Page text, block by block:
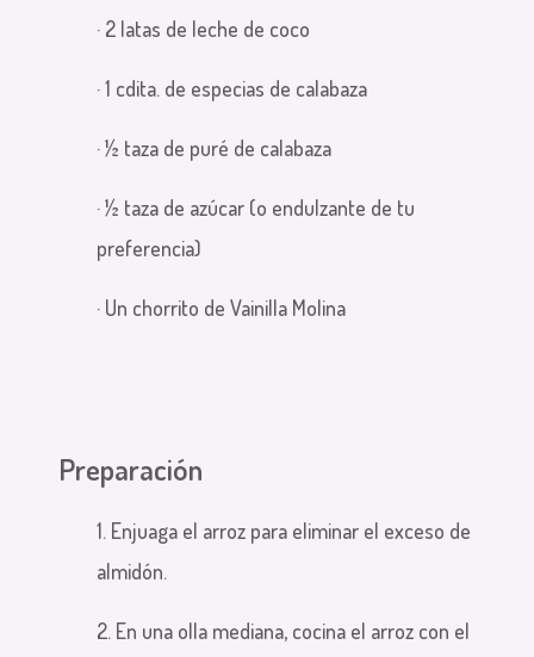
· 2 latas de leche de coco
· 1 cdita. de especias de calabaza
· ½ taza de puré de calabaza
· ½ taza de azúcar (o endulzante de tu
preferencia)
· Un chorrito de Vainilla Molina
Preparación
1. Enjuaga el arroz para eliminar el exceso de
almidón.
2. En una olla mediana, cocina el arroz con el